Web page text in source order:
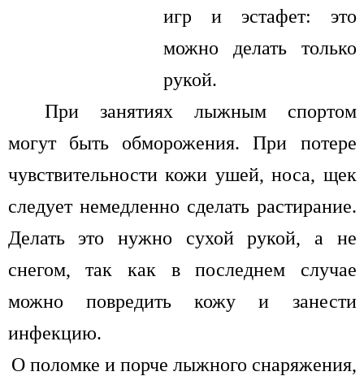
игр и эстафет: это
можно делать только
рукой.
При занятиях лыжным спортом
могут быть обморожения. При потере
чувствительности кожи ушей, носа, щек
следует немедленно сделать растирание.
Делать это нужно сухой рукой, а не
снегом, так как в последнем случае
можно повредить кожу и занести
инфекцию.
О поломке и порче лыжного снаряжения,